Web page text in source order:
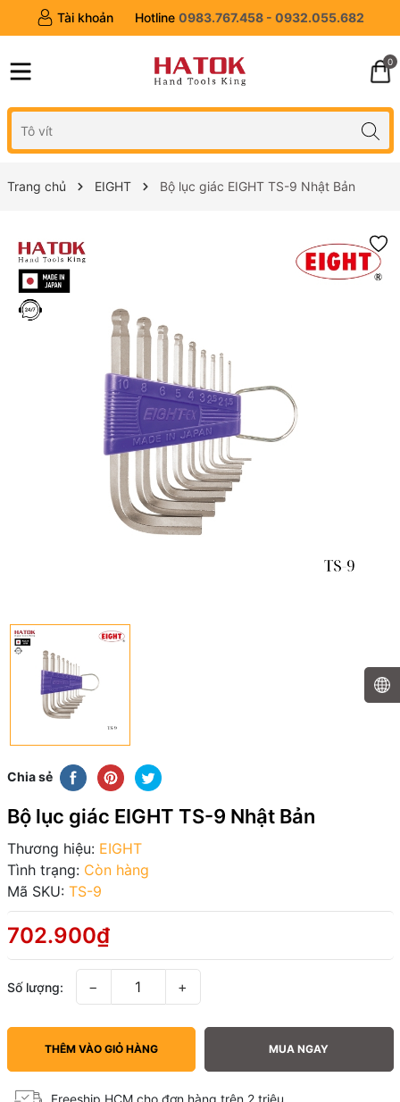
Tài khoản Hotline 0983.767.458 - 0932.055.682
0
Trang chủ EIGHT Bộ lục giác EIGHT TS-9 Nhật Bản
Chia sẻ
Bộ lục giác EIGHT TS-9 Nhật Bản
Thương hiệu: EIGHT
Tình trạng: Còn hàng
Mã SKU: TS-9
702.900₫
Số lượng: − +
THÊM VÀO GIỎ HÀNG MUA NGAY